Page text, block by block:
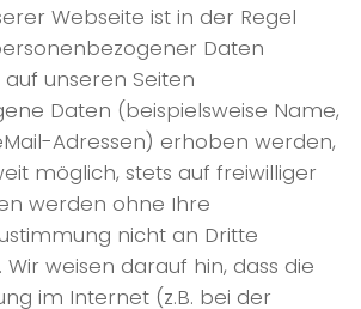
Webseite ist in der Regel
Daten
unseren Seiten
Daten (beispielsweise Name,
Adressen) erhoben werden,
möglich, stets auf freiwilliger
werden ohne Ihre
nicht an Dritte
weisen darauf hin, dass die
im Internet (z.B. bei der